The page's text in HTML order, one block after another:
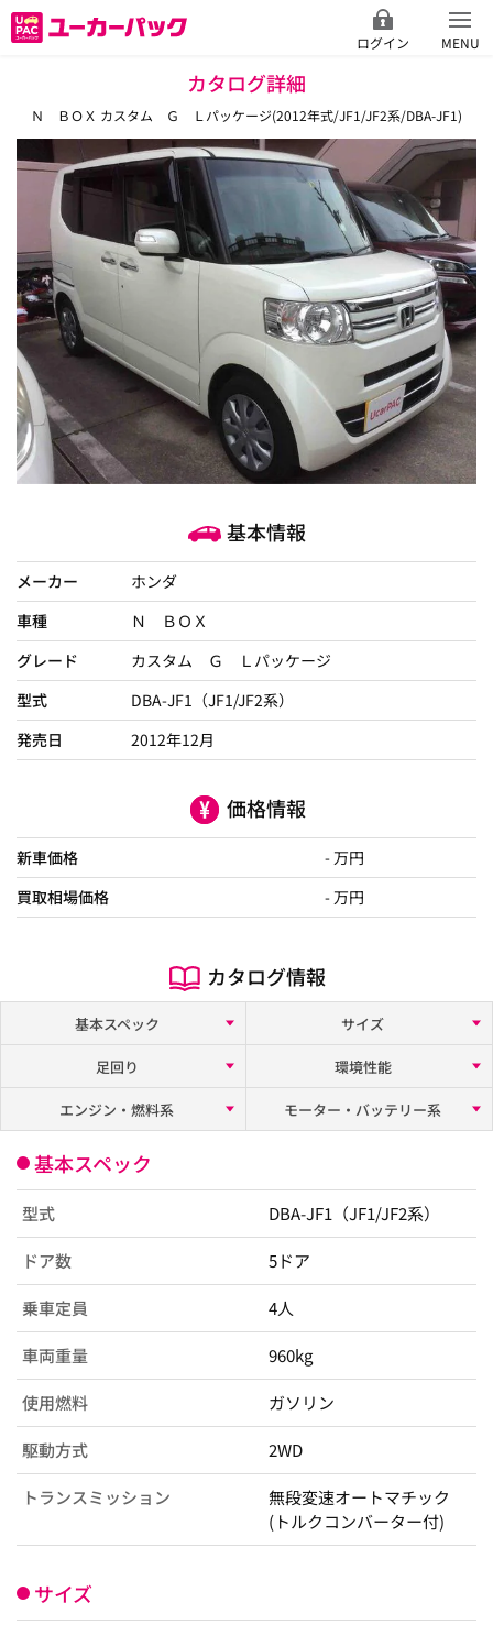
ログイン MENU
カタログ詳細
Ｎ ＢＯＸ カスタム Ｇ Ｌパッケージ(2012年式/JF1/JF2系/DBA-JF1)
基本情報
メーカー
ホンダ
車種
Ｎ ＢＯＸ
グレード
カスタム Ｇ Ｌパッケージ
型式
DBA-JF1（JF1/JF2系）
発売日
2012年12月
価格情報
新車価格
- 万円
買取相場価格
- 万円
カタログ情報
基本スペック
サイズ
足回り
環境性能
エンジン・燃料系
モーター・バッテリー系
基本スペック
型式 DBA-JF1（JF1/JF2系）
ドア数 5ドア
乗車定員 4人
車両重量 960kg
使用燃料 ガソリン
駆動方式 2WD
トランスミッション
無段変速オートマチック
(トルクコンバーター付)
サイズ